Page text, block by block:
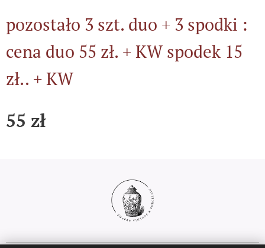
pozostało 3 szt. duo + 3 spodki :
cena duo 55 zł. + KW spodek 15
zł.. + KW
55 zł